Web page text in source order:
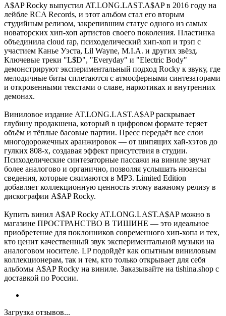
A$AP Rocky выпустил AT.LONG.LAST.A$AP в 2016 году на
лейбле RCA Records, и этот альбом стал его вторым
студийным релизом, закрепившим статус одного из самых
новаторских хип-хоп артистов своего поколения. Пластинка
объединила cloud rap, психоделический хип-хоп и трэп с
участием Канье Уэста, Lil Wayne, M.I.A. и других звёзд.
Ключевые треки "L$D", "Everyday" и "Electric Body"
демонстрируют экспериментальный подход Rocky к звуку, где
мелодичные биты сплетаются с атмосферными синтезаторами
и откровенными текстами о славе, наркотиках и внутренних
демонах.
Виниловое издание AT.LONG.LAST.A$AP раскрывает
глубину продакшена, который в цифровом формате теряет
объём и тёплые басовые партии. Пресс передаёт все слои
многодорожечных аранжировок — от шипящих хай-хэтов до
гулких 808-х, создавая эффект присутствия в студии.
Психоделические синтезаторные пассажи на виниле звучат
более аналогово и органично, позволяя услышать нюансы
сведения, которые сжимаются в MP3. Limited Edition
добавляет коллекционную ценность этому важному релизу в
дискографии A$AP Rocky.
Купить винил A$AP Rocky AT.LONG.LAST.A$AP можно в
магазине ПРОСТРАНСТВО В ТИШИНЕ — это идеальное
приобретение для поклонников современного хип-хопа и тех,
кто ценит качественный звук экспериментальной музыки на
аналоговом носителе. LP подойдёт как опытным виниловым
коллекционерам, так и тем, кто только открывает для себя
альбомы A$AP Rocky на виниле. Заказывайте на tishina.shop с
доставкой по России.
Загрузка отзывов...